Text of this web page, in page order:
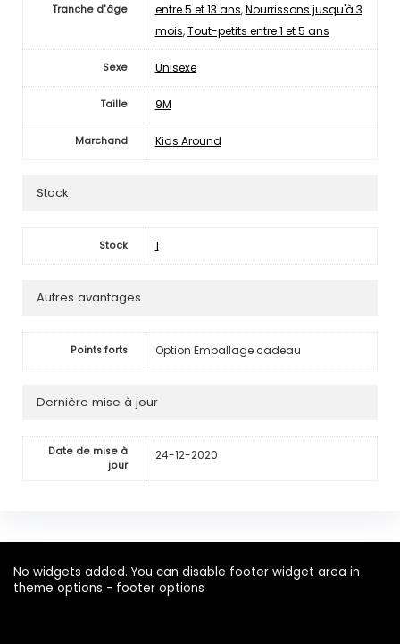
Tranche d'âge
entre 5 et 13 ans,Nourrissons jusqu'à 3
mois,Tout-petits entre 1 et 5 ans
Sexe Unisexe
Taille 9M
Marchand Kids Around
Stock
Stock 1
Autres avantages
Points forts Option Emballage cadeau
Dernière mise à jour
Date de mise à
jour
24-12-2020
No widgets added. You can disable footer widget area in
theme options - footer options